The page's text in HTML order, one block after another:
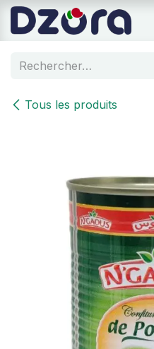
Se rendre au contenu
Tous les produits